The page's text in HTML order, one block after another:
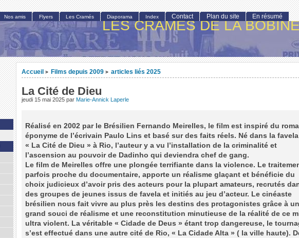
LES CRAMÉS DE LA
Accueil > Films depuis 2009 > articles liés 2025
La Cité de Dieu
jeudi 15 mai 2025 par Marie-Annick Laperle
Réalisé en 2002 par le Brésilien Fernando Meirelles, le film est inspiré du
éponyme de l’écrivain Paulo Lins et basé sur des faits réels. Né dans la favela
« La Cité de Dieu » à Rio, l’auteur y a vu l’installation de la criminalité et
l’ascension au pouvoir de Dadinho qui deviendra chef de gang.
Le film de Meirelles offre une plongée terrifiante dans la violence. Le
parfois proche du documentaire, apporte un réalisme glaçant et bénéficie du
choix judicieux d’avoir pris des acteurs pour la plupart amateurs, recrutés
des groupes de jeunes issus de favela et initiés au jeu d’acteur. Le cinéaste
brésilien nous fait vivre au plus près les destins des protagonistes grâce à un
grand souci de réalisme et une reconstitution minutieuse de la réalité de ce
ultra violent. La véritable « Cidade de Deus » étant trop dangereuse, le
s’est effectué dans une autre cité de Rio, « La Cidade Alta » ( la ville haute).
Nos amis Flyers Les Cramés Diaporama Index Contact Plan du site En résumé